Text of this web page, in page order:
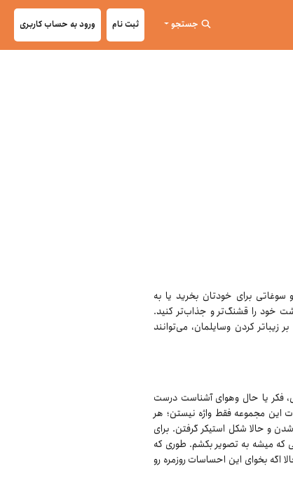
جستجو ثبت نام ورود به حساب کاربری
یادگاری و سوغاتی برای خودتان بخرید یا به
خود را قشنگ‌تر و جذاب‌تر کنید.
کردن وسایلمان، می‌توانند
فکر یا حال‌ وهوای آشناست درست
این مجموعه فقط واژه نیستن؛ هر
و حالا شکل استیکر گرفتن. برای
که میشه به تصویر بکشم. طوری که
بخوای این احساسات روزمره رو